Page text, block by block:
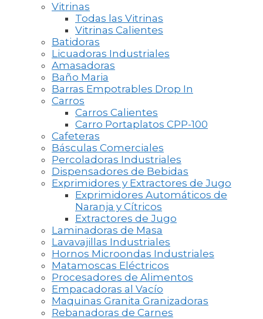
Vitrinas
Todas las Vitrinas
Vitrinas Calientes
Batidoras
Licuadoras Industriales
Amasadoras
Baño Maria
Barras Empotrables Drop In
Carros
Carros Calientes
Carro Portaplatos CPP-100
Cafeteras
Básculas Comerciales
Percoladoras Industriales
Dispensadores de Bebidas
Exprimidores y Extractores de Jugo
Exprimidores Automáticos de
Naranja y Cítricos
Extractores de Jugo
Laminadoras de Masa
Lavavajillas Industriales
Hornos Microondas Industriales
Matamoscas Eléctricos
Procesadores de Alimentos
Empacadoras al Vacío
Maquinas Granita Granizadoras
Rebanadoras de Carnes